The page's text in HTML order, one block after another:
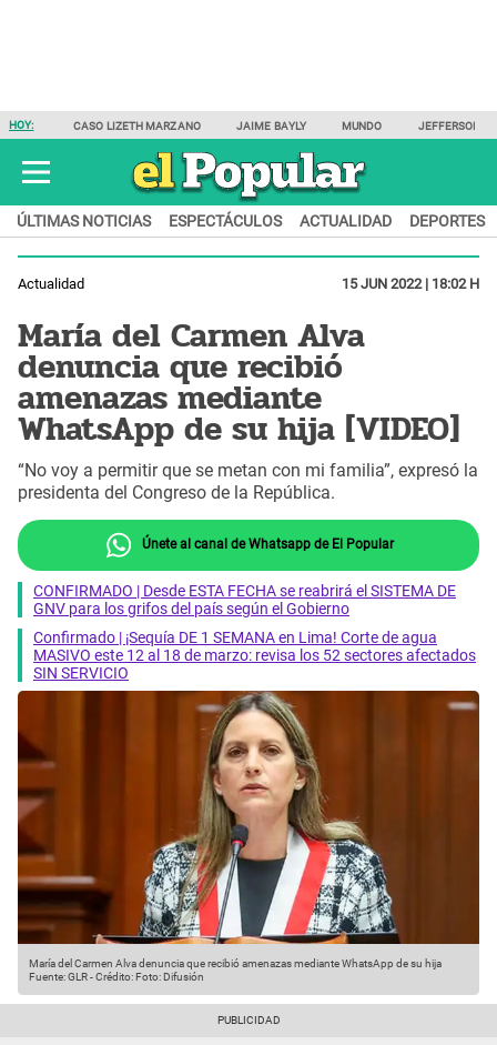
HOY: CASO LIZETH MARZANO JAIME BAYLY MUNDO JEFFERSON
ÚLTIMAS NOTICIAS ESPECTÁCULOS ACTUALIDAD DEPORTES
Actualidad 15 JUN 2022 | 18:02 H
María del Carmen Alva
denuncia que recibió
amenazas mediante
WhatsApp de su hija [VIDEO]
“No voy a permitir que se metan con mi familia”, expresó la
presidenta del Congreso de la República.
Únete al canal de Whatsapp de El Popular
CONFIRMADO | Desde ESTA FECHA se reabrirá el SISTEMA DE
GNV para los grifos del país según el Gobierno
Confirmado | ¡Sequía DE 1 SEMANA en Lima! Corte de agua
MASIVO este 12 al 18 de marzo: revisa los 52 sectores afectados
SIN SERVICIO
María del Carmen Alva denuncia que recibió amenazas mediante WhatsApp de su hija
Fuente: GLR-Crédito: Foto: Difusión